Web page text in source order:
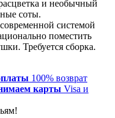
и необычный
соты.
системой
поместить
Требуется сборка.
100% возврат
карты Visa и